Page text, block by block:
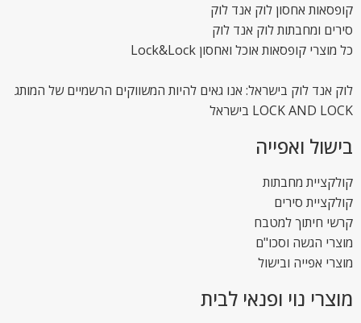
קופסאות אחסון לוק אנד לוק
סירים ומחבתות לוק אנד לוק
כל מוצרי קופסאות אוכל ואחסון Lock&Lock
לוק אנד לוק בישראל: אנו גאים להיות המשווקים הרשמיים של המותג
LOCK AND LOCK בישראל
בישול ואפייה
קולקציית מחבתות
קולקציית סירים
קרשי חיתוך למטבח
מוצרי הגשה וסכו"ם
מוצרי אפייה ובישול
מוצרי נוי ופנאי לבית